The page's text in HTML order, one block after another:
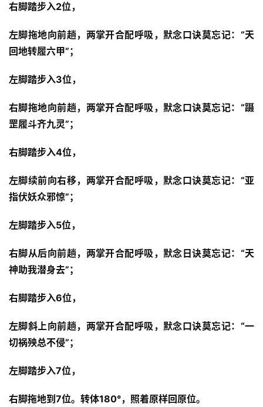
右脚踏步入2位，
左脚拖地向前趟，两掌开合配呼吸，默念口诀莫忘记：“天
回地转履六甲”；
左脚踏步入3位，
右脚拖地向前趟，两掌开合配呼吸，默念口诀莫忘记：“蹑
罡履斗齐九灵”；
右脚踏步入4位，
左脚续前向右移，两掌开合配呼吸，默念口诀莫忘记：“亚
指伏妖众邪惊”；
左脚踏步入5位，
右脚从后向前趟，两掌开合配呼吸，默念日诀莫忘记：“天
神助我潜身去”；
右脚踏步入6位，
左脚斜上向前趟，两掌开合配呼吸，默念口诀莫忘记：“一
切祸殃总不侵”；
左脚踏步入7位，
右脚拖地到7位。转体180°，照着原样回原位。